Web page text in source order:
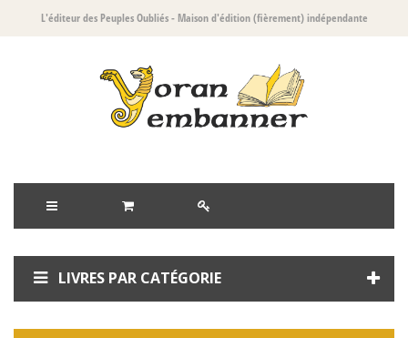
L'éditeur des Peuples Oubliés- Maison d'édition (fièrement) indépendante
LIVRES PAR CATÉGORIE